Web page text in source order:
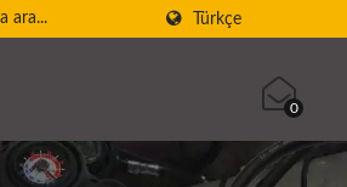
Türkçe
0